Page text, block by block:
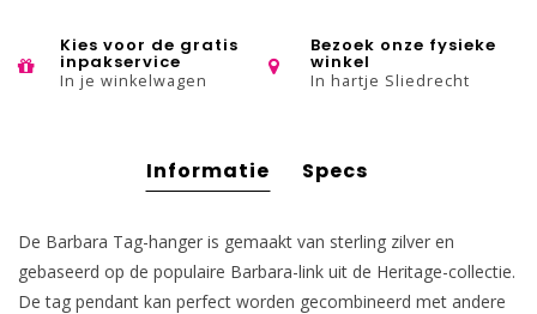
Kies voor de gratis
inpakservice
In je winkelwagen
Bezoek onze fysieke
winkel
In hartje Sliedrecht
Informatie Specs
De Barbara Tag-hanger is gemaakt van sterling zilver en
gebaseerd op de populaire Barbara-link uit de Heritage-collectie.
De tag pendant kan perfect worden gecombineerd met andere